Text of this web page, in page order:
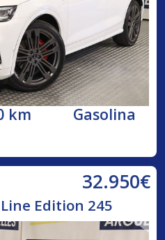
km Gasolina
32.950€
Line Edition 245